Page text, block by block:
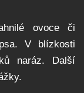
ovoce či
V blízkosti
naráz. Další